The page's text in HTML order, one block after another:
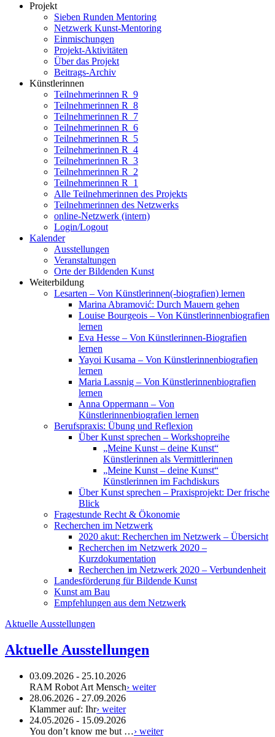
Projekt
Sieben Runden Mentoring
Netzwerk Kunst-Mentoring
Einmischungen
Projekt-Aktivitäten
Über das Projekt
Beitrags-Archiv
Künstlerinnen
Teilnehmerinnen R_9
Teilnehmerinnen R_8
Teilnehmerinnen R_7
Teilnehmerinnen R_6
Teilnehmerinnen R_5
Teilnehmerinnen R_4
Teilnehmerinnen R_3
Teilnehmerinnen R_2
Teilnehmerinnen R_1
Alle Teilnehmerinnen des Projekts
Teilnehmerinnen des Netzwerks
online-Netzwerk (intern)
Login/Logout
Kalender
Ausstellungen
Veranstaltungen
Orte der Bildenden Kunst
Weiterbildung
Lesarten – Von Künstlerinnen(-biografien) lernen
Marina Abramović: Durch Mauern gehen
Louise Bourgeois – Von Künstlerinnenbiografien
lernen
Eva Hesse – Von Künstlerinnen-Biografien
lernen
Yayoi Kusama – Von Künstlerinnenbiografien
lernen
Maria Lassnig – Von Künstlerinnenbiografien
lernen
Anna Oppermann – Von
Künstlerinnenbiografien lernen
Berufspraxis: Übung und Reflexion
Über Kunst sprechen – Workshopreihe
„Meine Kunst – deine Kunst“
Künstlerinnen als Vermittlerinnen
„Meine Kunst – deine Kunst“
Künstlerinnen im Fachdiskurs
Über Kunst sprechen – Praxisprojekt: Der frische
Blick
Fragestunde Recht & Ökonomie
Recherchen im Netzwerk
2020 akut: Recherchen im Netzwerk – Übersicht
Recherchen im Netzwerk 2020 –
Kurzdokumentation
Recherchen im Netzwerk 2020 – Verbundenheit
Landesförderung für Bildende Kunst
Kunst am Bau
Empfehlungen aus dem Netzwerk
Aktuelle Ausstellungen
Aktuelle Ausstellungen
03.09.2026 - 25.10.2026
RAM Robot Art Mensch› weiter
28.06.2026 - 27.09.2026
Klammer auf: Ihr› weiter
24.05.2026 - 15.09.2026
You don’t know me but …› weiter